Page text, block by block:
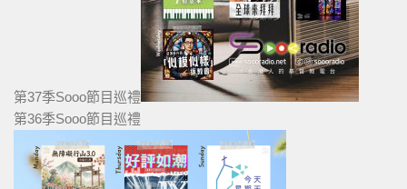
第37季Sooo節目巡禮
第36季Sooo節目巡禮